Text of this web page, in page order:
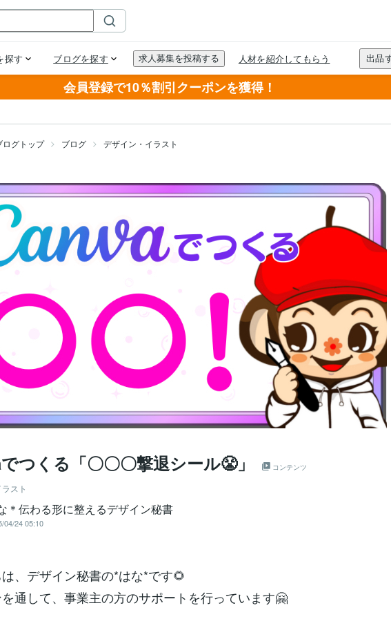
会員登録で10％割引クーポンを獲得！
ログトップ ブログ デザイン・イラスト
つくる「〇〇〇撃退シール😤」 コンテンツ
スト
＊伝わる形に整えるデザイン秘書
04/24 05:10
、デザイン秘書の*はな*です🌻
通して、事業主の方のサポートを行っています🤗